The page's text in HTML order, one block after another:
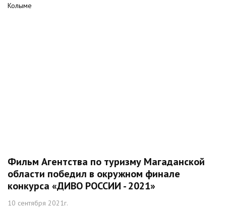
Колыме
Фильм Агентства по туризму Магаданской
области победил в окружном финале
конкурса «ДИВО РОССИИ - 2021»
10 сентября 2021г.